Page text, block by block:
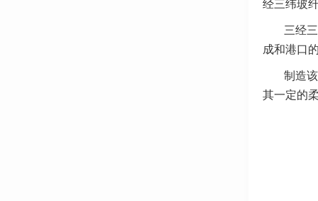
经三纬玻
三经
成和港口
制造
其一定的